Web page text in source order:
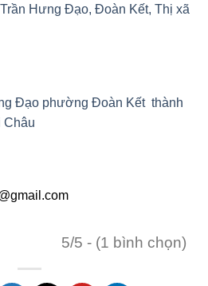
Hưng Đạo, Đoàn Kết, Thị xã
Đạo phường Đoàn Kết thành
Châu
5/5 - (1 bình chọn)